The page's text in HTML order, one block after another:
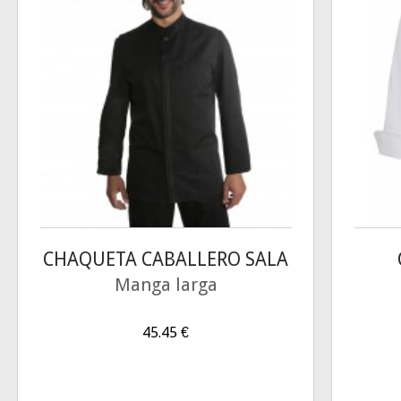
CHAQUETA CABALLERO SALA
Manga larga
45.45 €